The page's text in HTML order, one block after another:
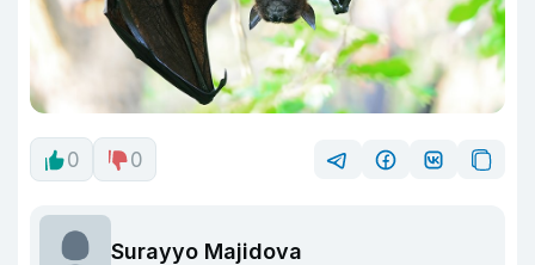
0 0
Surayyo Majidova